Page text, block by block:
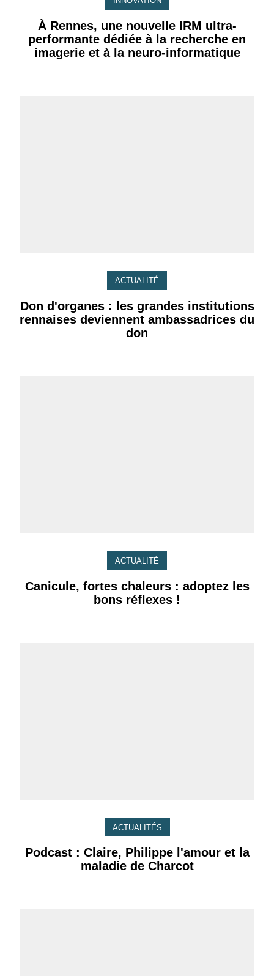
À Rennes, une nouvelle IRM ultra-
performante dédiée à la recherche en
imagerie et à la neuro-informatique
ACTUALITÉ
Don d'organes : les grandes institutions
rennaises deviennent ambassadrices du
don
ACTUALITÉ
Canicule, fortes chaleurs : adoptez les
bons réflexes !
ACTUALITÉS
Podcast : Claire, Philippe l'amour et la
maladie de Charcot